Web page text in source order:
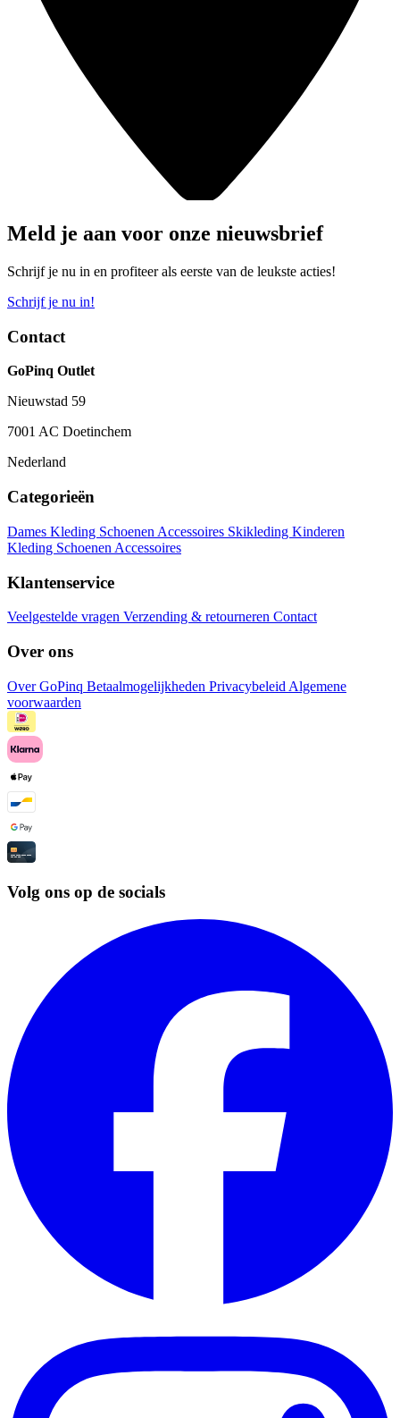
Meld je aan voor onze nieuwsbrief
Schrijf je nu in en profiteer als eerste van de leukste acties!
Schrijf je nu in!
Contact
GoPinq Outlet
Nieuwstad 59
7001 AC Doetinchem
Nederland
Categorieën
Dames Kleding Schoenen Accessoires Skikleding Kinderen
Kleding Schoenen Accessoires
Klantenservice
Veelgestelde vragen Verzending & retourneren Contact
Over ons
Over GoPinq Betaalmogelijkheden Privacybeleid Algemene
voorwaarden
Volg ons op de socials